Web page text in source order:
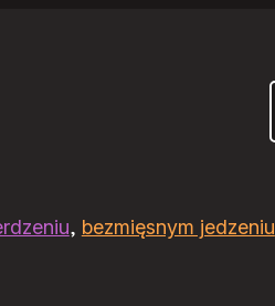
, bezmięsnym jedzeniu